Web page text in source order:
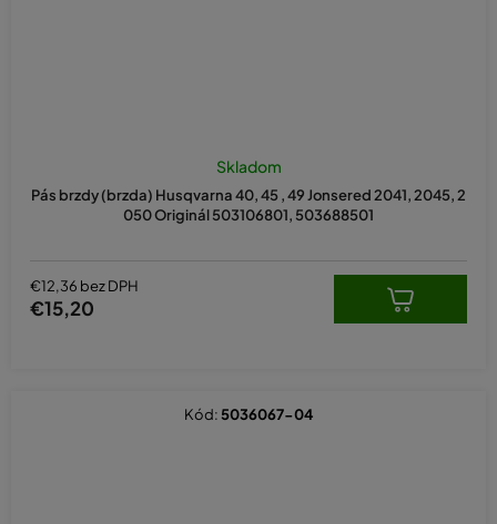
Pás brzdy (brzda) Husqvarna 40, 45 , 49 Jonsered 2041, 2045, 2
050 Originál 503106801, 503688501
Skladom
€12,36 bez DPH
€15,20
Kód: 5036067-04